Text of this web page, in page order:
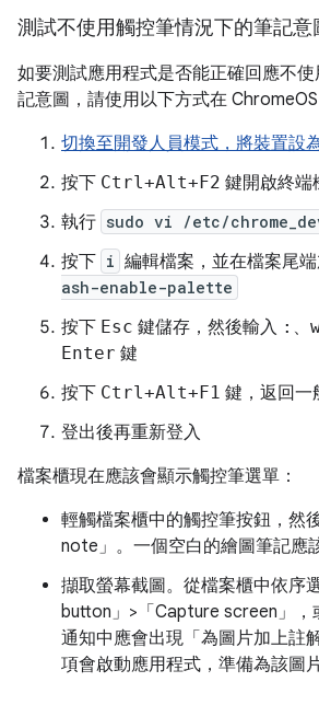
測試不使用觸控筆情況下的筆記意
如要測試應用程式是否能正確回應不
記意圖，請使用以下方式在
切換至開發人員模式，將裝置設
按下 Ctrl+Alt+F2 鍵開啟終端
執行 sudo vi /etc/
按下 i 編輯檔案，並在檔案尾
ash-enable-palette
按下 Esc 鍵儲存，然後輸入 : 、
Enter 鍵
按下 Ctrl+Alt+F1 鍵，返回一
登出後再重新登入
檔案櫃現在應該會顯示觸控筆選單：
輕觸檔案櫃中的觸控筆按鈕，然
note」 。一個空白的繪圖筆記應
擷取螢幕截圖。從檔案櫃中依序
button」>「Capture screen」
通知中應會出現「為圖片加上註解
項會啟動應用程式，準備為該圖